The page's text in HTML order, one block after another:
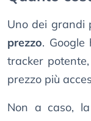
Uno dei
prezzo.
tracker
prezzo più
Non a caso,